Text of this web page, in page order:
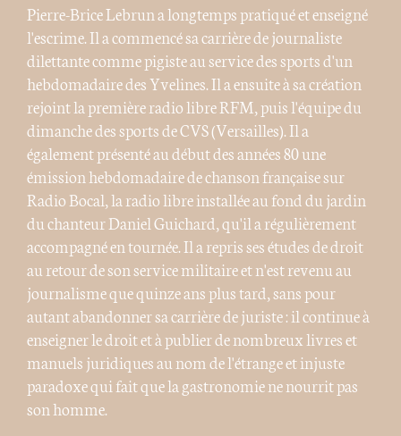
Pierre-Brice Lebrun a longtemps pratiqué et enseigné
l'escrime. Il a commencé sa carrière de journaliste
dilettante comme pigiste au service des sports d'un
hebdomadaire des Yvelines. Il a ensuite à sa création
rejoint la première radio libre RFM, puis l'équipe du
dimanche des sports de CVS (Versailles). Il a
également présenté au début des années 80 une
émission hebdomadaire de chanson française sur
Radio Bocal, la radio libre installée au fond du jardin
du chanteur Daniel Guichard, qu'il a régulièrement
accompagné en tournée. Il a repris ses études de droit
au retour de son service militaire et n'est revenu au
journalisme que quinze ans plus tard, sans pour
autant abandonner sa carrière de juriste : il continue à
enseigner le droit et à publier de nombreux livres et
manuels juridiques au nom de l'étrange et injuste
paradoxe qui fait que la gastronomie ne nourrit pas
son homme.